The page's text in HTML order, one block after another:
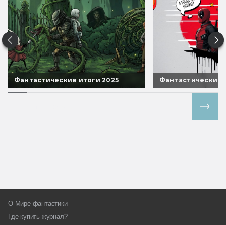
Фантастические итоги 2025 Фантастические
О Мире фантастики
Где купить журнал?